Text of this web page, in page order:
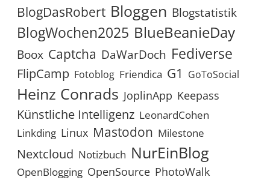
BlogDasRobert Bloggen Blogstatistik
BlogWochen2025 BlueBeanieDay
Boox Captcha DaWarDoch Fediverse
FlipCamp Fotoblog Friendica G1 GoToSocial
Heinz Conrads JoplinApp Keepass
Künstliche Intelligenz LeonardCohen
Linkding Linux Mastodon Milestone
Nextcloud Notizbuch NurEinBlog
OpenBlogging OpenSource PhotoWalk